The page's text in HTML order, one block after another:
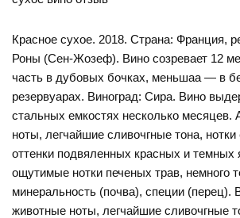
Красное сухое. 2018. Страна: Франция,
Роны (Сен-Жозеф). Вино созревает 12
часть в дубовых бочках, меньшаа — в
резервуарах. Виноград: Сира. Вино
стальных емкостях несколько месяцев.
ноты, легчайшие сливочгные тона,
оттенки подвяленных красных и темных
ощутимые нотки печеных трав, немного
минеральность (почва), специи (перец).
животные ноты, легчайшие сливочгные